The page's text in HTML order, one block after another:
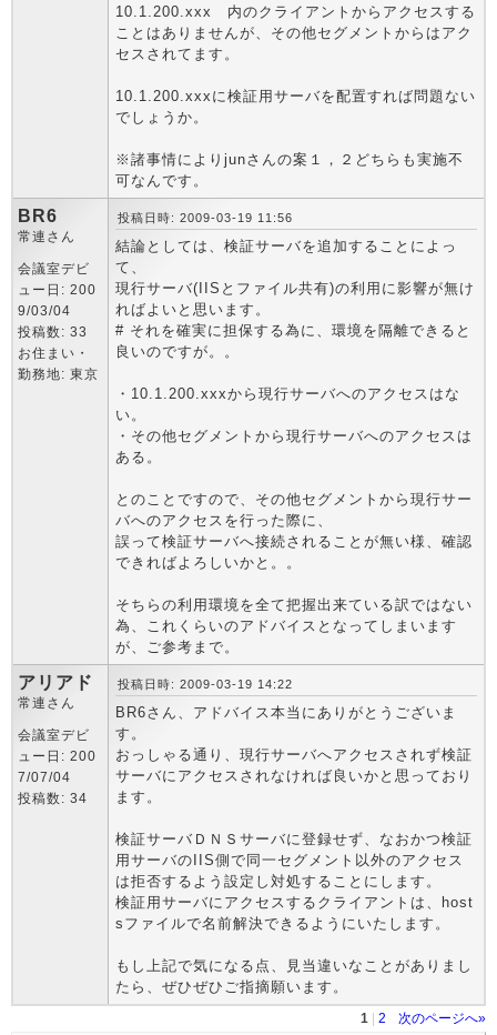
10.1.200.xxx 内のクライアントからアクセスする
ことはありませんが、その他セグメントからはアク
セスされてます。
10.1.200.xxxに検証用サーバを配置すれば問題ない
でしょうか。
※諸事情によりjunさんの案１，２どちらも実施不
可なんです。
BR6
常連さん
会議室デビ
ュー日: 200
9/03/04
投稿数: 33
お住まい・
勤務地: 東京
投稿日時: 2009-03-19 11:56
結論としては、検証サーバを追加することによっ
て、
現行サーバ(IISとファイル共有)の利用に影響が無け
ればよいと思います。
# それを確実に担保する為に、環境を隔離できると
良いのですが。。
・10.1.200.xxxから現行サーバへのアクセスはな
い。
・その他セグメントから現行サーバへのアクセスは
ある。
とのことですので、その他セグメントから現行サー
バへのアクセスを行った際に、
誤って検証サーバへ接続されることが無い様、確認
できればよろしいかと。。
そちらの利用環境を全て把握出来ている訳ではない
為、これくらいのアドバイスとなってしまいます
が、ご参考まで。
アリアド
常連さん
会議室デビ
ュー日: 200
7/07/04
投稿数: 34
投稿日時: 2009-03-19 14:22
BR6さん、アドバイス本当にありがとうございま
す。
おっしゃる通り、現行サーバへアクセスされず検証
サーバにアクセスされなければ良いかと思っており
ます。
検証サーバＤＮＳサーバに登録せず、なおかつ検証
用サーバのIIS側で同一セグメント以外のアクセス
は拒否するよう設定し対処することにします。
検証用サーバにアクセスするクライアントは、host
sファイルで名前解決できるようにいたします。
もし上記で気になる点、見当違いなことがありまし
たら、ぜひぜひご指摘願います。
1 2
次のページへ»